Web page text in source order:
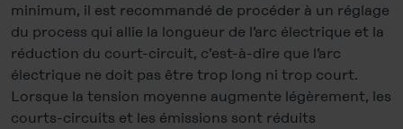
minimum, il est recommandé de procéder à un réglage
du process qui allie la longueur de l’arc électrique et la
réduction du court-circuit, c’est-à-dire que l’arc
électrique ne doit pas être trop long ni trop court.
Lorsque la tension moyenne augmente légèrement, les
courts-circuits et les émissions sont réduits